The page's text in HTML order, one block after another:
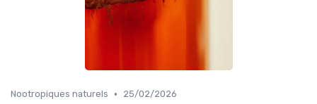
Nootropiques naturels • 25/02/2026